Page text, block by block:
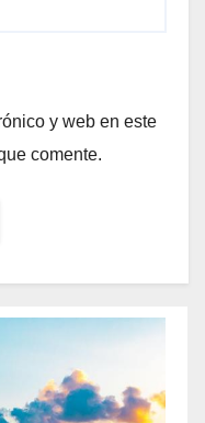
y web en este
comente.